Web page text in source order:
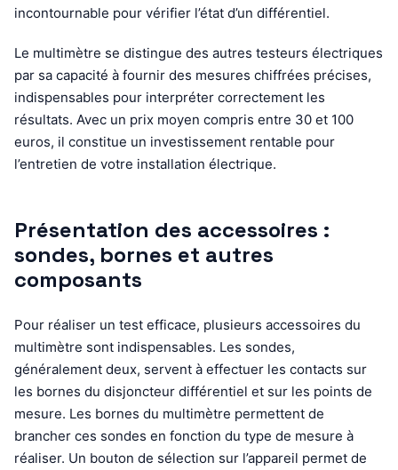
incontournable pour vérifier l’état d’un différentiel.
Le multimètre se distingue des autres testeurs électriques
par sa capacité à fournir des mesures chiffrées précises,
indispensables pour interpréter correctement les
résultats. Avec un prix moyen compris entre 30 et 100
euros, il constitue un investissement rentable pour
l’entretien de votre installation électrique.
Présentation des accessoires :
sondes, bornes et autres
composants
Pour réaliser un test efficace, plusieurs accessoires du
multimètre sont indispensables. Les sondes,
généralement deux, servent à effectuer les contacts sur
les bornes du disjoncteur différentiel et sur les points de
mesure. Les bornes du multimètre permettent de
brancher ces sondes en fonction du type de mesure à
réaliser. Un bouton de sélection sur l’appareil permet de